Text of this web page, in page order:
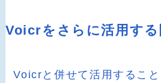
Voicrをさらに活用する
Voicrと併せて活用するこ